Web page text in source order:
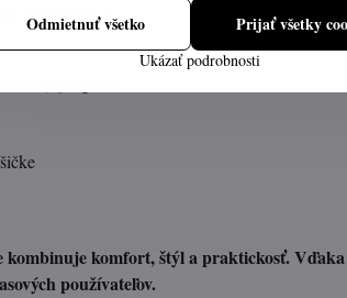
podmienkach.
program)
kombinuje komfort, štýl a praktickosť.
používateľov.
Ukázať podrobnosti
Prijať všetky
Odmietnuť všetko